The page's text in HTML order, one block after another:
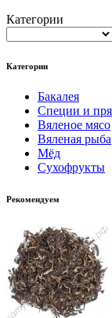
Категории
Категории
Бакалея
Специи и
Вяленое мясо
Вяленая рыба
Мёд
Сухофрукты
Рекомендуем